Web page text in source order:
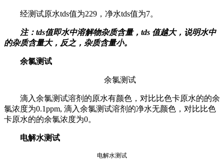
经测试原水tds值为229，净水tds值为7。
注：tds值即水中溶解物杂质含量，tds 值越大，说明水中
的杂质含量大，反之，杂质含量小。
余氯测试
余氯测试
滴入余氯测试溶剂的原水有颜色，对比比色卡原水的的余
氯浓度为0.1ppm, 滴入余氯测试溶剂的净水无颜色，对比比色
卡原水的的余氯浓度为0。
电解水测试
电解水测试